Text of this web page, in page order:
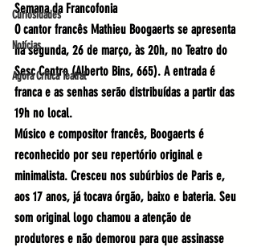
Curiosidades
Notícias
Agora Crítica Teatral
Semana da Francofonia
O cantor francês Mathieu Boogaerts se apresenta
na segunda, 26 de março, às 20h, no Teatro do
Sesc Centro (Alberto Bins, 665). A entrada é
franca e as senhas serão distribuídas a partir das
19h no local.
Músico e compositor francês, Boogaerts é
reconhecido por seu repertório original e
minimalista. Cresceu nos subúrbios de Paris e,
aos 17 anos, já tocava órgão, baixo e bateria. Seu
som original logo chamou a atenção de
produtores e não demorou para que assinasse